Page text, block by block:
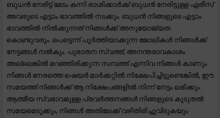
ബുധൻ നേരിട്ട് മേടം കന്നി രാശിക്കാർക്ക് ബുധൻ നേരിട്ടുള്ള ഏരീസ്
അവരുടെ എട്ടാം ഭാവത്തിൽ നടക്കും. ബുധൻ നിങ്ങളുടെ എട്ടാം
ഭാവത്തിൽ നിൽക്കുന്നത് നിങ്ങൾക്ക് അനുയോജ്യത
കൊണ്ടുവരും. പെട്ടെന്ന് പൂർത്തിയാക്കുന്ന ജോലികൾ നിങ്ങൾക്ക്
നേട്ടങ്ങൾ നൽകും. പുരാതന സ്വത്ത്, അനന്തരാവകാശം
അല്ലെങ്കിൽ മറഞ്ഞിരിക്കുന്ന സമ്പത്ത് എന്നിവ നിങ്ങൾ കാണും.
നിങ്ങൾ നേരത്തെ ഷെയർ മാർക്കറ്റിൽ നിക്ഷേപിച്ചിട്ടുണ്ടെങ്കിൽ, ഈ
സമയത്ത് നിങ്ങൾക്ക് ആ നിക്ഷേപങ്ങളിൽ നിന്ന് നേട്ടം ലഭിക്കും.
ആത്മീയ സ്വഭാവമുള്ള പ്രവർത്തനങ്ങൾ നിങ്ങളുടെ കൂടുതൽ
സമയമെടുക്കും, നിങ്ങൾ അതിലേക്ക് വഴിതിരിച്ചുവിടുകയും